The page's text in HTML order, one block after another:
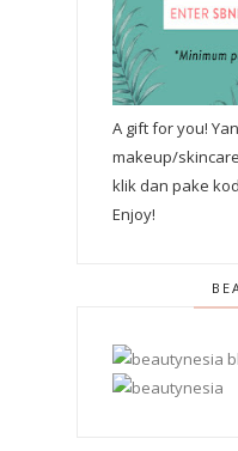
A gift for you!
makeup/
klik dan pake
Enjoy!